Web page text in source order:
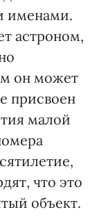
именами.
астроном,
он может
присвоен
малой
что это
объект.